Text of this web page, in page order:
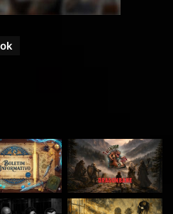
e Game Master.